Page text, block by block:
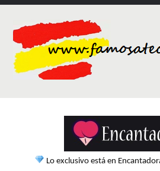
Lo exclusivo está en